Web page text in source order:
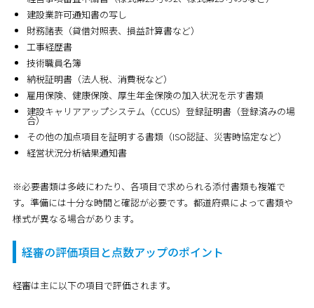
建設業許可通知書の写し
財務諸表（貸借対照表、損益計算書など）
工事経歴書
技術職員名簿
納税証明書（法人税、消費税など）
雇用保険、健康保険、厚生年金保険の加入状況を示す書類
建設キャリアアップシステム（CCUS）登録証明書（登録済みの場
合）
その他の加点項目を証明する書類（ISO認証、災害時協定など）
経営状況分析結果通知書
※必要書類は多岐にわたり、各項目で求められる添付書類も複雑で
す。準備には十分な時間と確認が必要です。都道府県によって書類や
様式が異なる場合があります。
経審の評価項目と点数アップのポイント
経審は主に以下の項目で評価されます。